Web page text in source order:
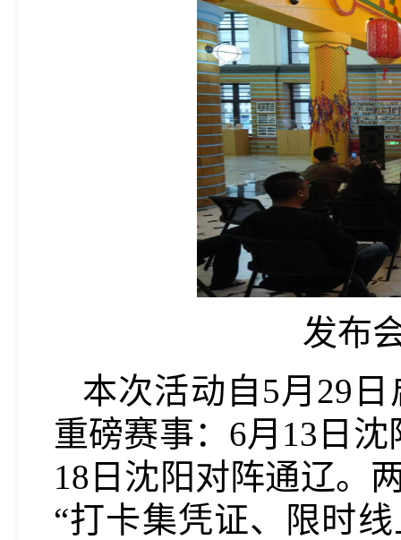
发布
本次活动自5月29
重磅赛事：6月13日
18日沈阳对阵通辽。
“打卡集凭证、限时